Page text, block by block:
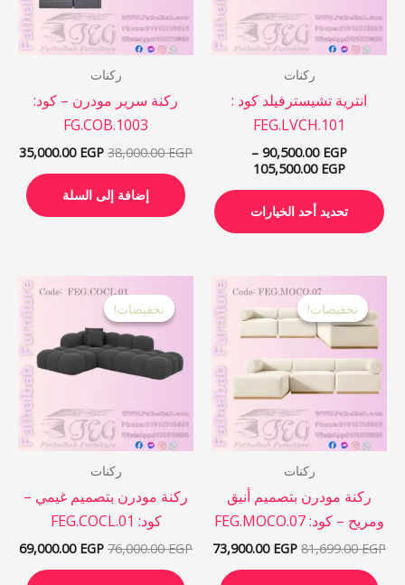
ركنات
انترية تشيسترفيلد كود :
FEG.LVCH.101
90,500.00 EGP
–
105,500.00 EGP
تحديد أحد الخيارات
المنتج.
يمكن
الخيارات
صفحة
المنتج
ركنات
ركنة سرير مودرن – كود:
FG.COB.1003
38,000.00EGP
35,000.00 EGP
إضافة إلى السلة
تخفيضات!
تخفيضات!
ركنات
ركنة مودرن بتصميم أنيق
ومريح – كود: FEG.MOCO.07
81,699.00EGP
الأصلي
هو:
81,699.00 EGP.
73,900.00 EGP
73,900.00 EGP.
تخفيضات!
تخفيضات!
ركنات
ركنة مودرن بتصميم غيمي –
كود: FEG.COCL.01
76,000.00EGP
الأصلي
هو:
76,000.00 EGP.
69,000.00 EGP